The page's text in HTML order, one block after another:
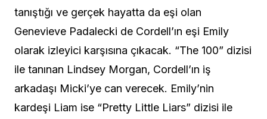
tanıştığı ve gerçek hayatta da eşi olan
Genevieve Padalecki de Cordell’ın eşi Emily
olarak izleyici karşısına çıkacak. “The 100” dizisi
ile tanınan Lindsey Morgan, Cordell’ın iş
arkadaşı Micki’ye can verecek. Emily’nin
kardeşi Liam ise “Pretty Little Liars” dizisi ile